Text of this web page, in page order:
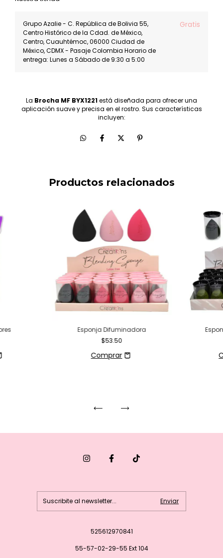
Grupo Azalie - C. República de Bolivia 55,
Centro Histórico de la Cdad. de México,
Centro, Cuauhtémoc, 06000 Ciudad de
México, CDMX - Pasaje Colombia Horario de
entrega: Lunes a Sábado de 9:30 a 5:00
Gratis
La Brocha MF BYX1221está diseñada para ofrecer una
aplicación suave y precisa en el rostro. Sus características
incluyen:
Productos relacionados
Esponja Difuminadora
$53.50
525612970841
55-57-02-29-55 Ext 104